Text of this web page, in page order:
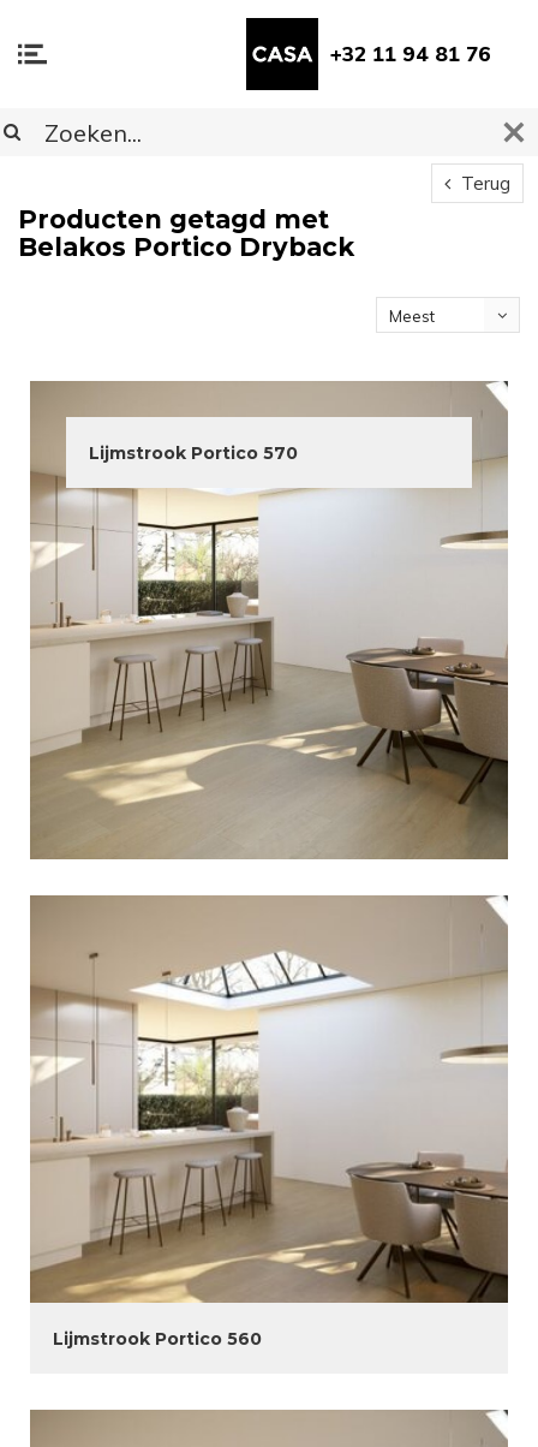
+32 11 94 81 76
Terug
Producten getagd met
Belakos Portico Dryback
Meest
Lijmstrook Portico 570
Lijmstrook Portico 560